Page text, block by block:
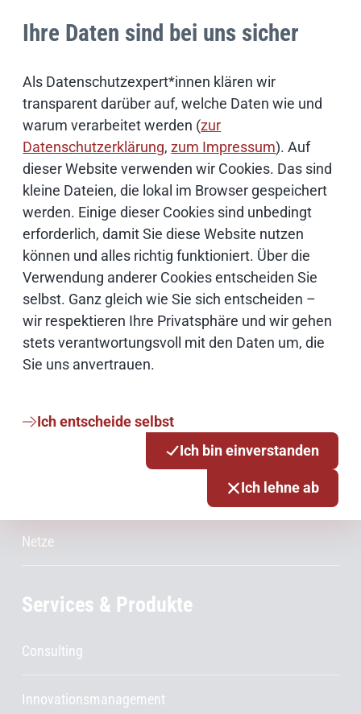
Ihre Daten sind bei uns sicher
Als Datenschutzexpert*innen klären wir
transparent darüber auf, welche Daten wie und
warum verarbeitet werden (zur
Datenschutzerklärung,zum Impressum). Auf
dieser Website verwenden wir Cookies. Das sind
kleine Dateien, die lokal im Browser gespeichert
werden. Einige dieser Cookies sind unbedingt
erforderlich, damit Sie diese Website nutzen
können und alles richtig funktioniert. Über die
Verwendung anderer Cookies entscheiden Sie
selbst. Ganz gleich wie Sie sich entscheiden –
wir respektieren Ihre Privatsphäre und wir gehen
stets verantwortungsvoll mit den Daten um, die
Sie uns anvertrauen.
Ich entscheide selbst
Ich bin einverstanden
Ich lehne ab
0176 42860910
Weiterführende Informationen
Bildnachweise
Schwerpunktthemen
Künstliche Intelligenz
Open Source
Netze
Services & Produkte
Consulting
Innovationsmanagement